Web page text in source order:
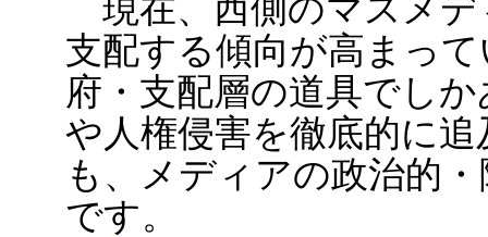
現在、西側のマスメデ
支配する傾向が高まっ
府・支配層の道具でし
や人権侵害を徹底的に
も、メディアの政治的
です。